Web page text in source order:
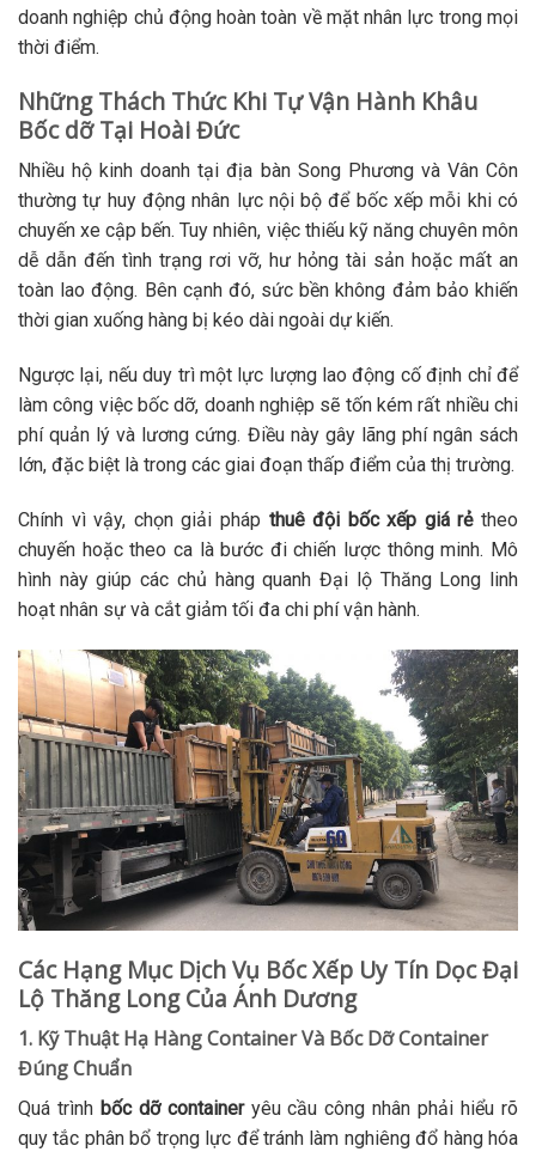
doanh nghiệp chủ động hoàn toàn về mặt nhân lực trong mọi
thời điểm.
Những Thách Thức Khi Tự Vận Hành Khâu
Bốc dỡ Tại Hoài Đức
Nhiều hộ kinh doanh tại địa bàn Song Phương và Vân Côn
thường tự huy động nhân lực nội bộ để bốc xếp mỗi khi có
chuyến xe cập bến. Tuy nhiên, việc thiếu kỹ năng chuyên môn
dễ dẫn đến tình trạng rơi vỡ, hư hỏng tài sản hoặc mất an
toàn lao động. Bên cạnh đó, sức bền không đảm bảo khiến
thời gian xuống hàng bị kéo dài ngoài dự kiến.
Ngược lại, nếu duy trì một lực lượng lao động cố định chỉ để
làm công việc bốc dỡ, doanh nghiệp sẽ tốn kém rất nhiều chi
phí quản lý và lương cứng. Điều này gây lãng phí ngân sách
lớn, đặc biệt là trong các giai đoạn thấp điểm của thị trường.
Chính vì vậy, chọn giải pháp thuê đội bốc xếp giá rẻtheo
chuyến hoặc theo ca là bước đi chiến lược thông minh. Mô
hình này giúp các chủ hàng quanh Đại lộ Thăng Long linh
hoạt nhân sự và cắt giảm tối đa chi phí vận hành.
Các Hạng Mục Dịch Vụ Bốc Xếp Uy Tín Dọc Đại
Lộ Thăng Long Của Ánh Dương
1. Kỹ Thuật Hạ Hàng Container Và Bốc Dỡ Container
Đúng Chuẩn
Quá trình bốc dỡ containeryêu cầu công nhân phải hiểu rõ
quy tắc phân bổ trọng lực để tránh làm nghiêng đổ hàng hóa